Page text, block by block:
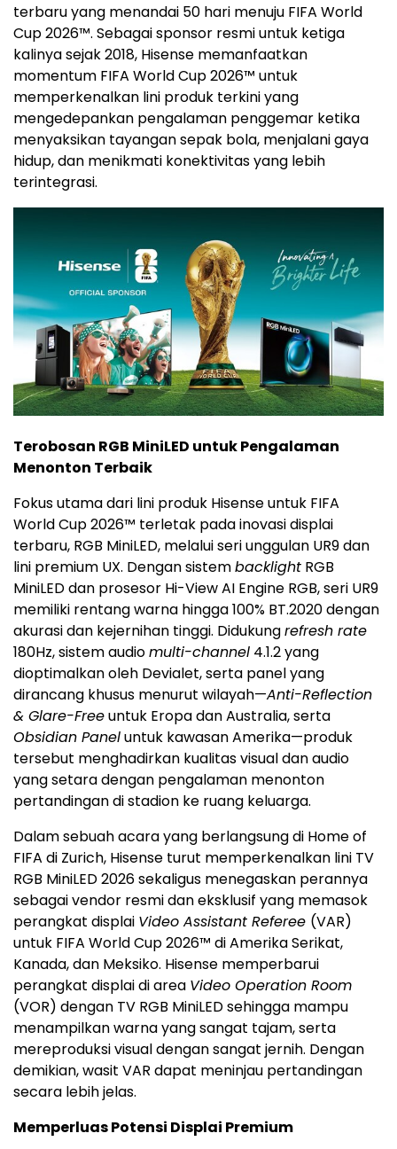
terbaru yang menandai 50 hari menuju FIFA World
Cup 2026™. Sebagai sponsor resmi untuk ketiga
kalinya sejak 2018, Hisense memanfaatkan
momentum FIFA World Cup 2026™ untuk
memperkenalkan lini produk terkini yang
mengedepankan pengalaman penggemar ketika
menyaksikan tayangan sepak bola, menjalani gaya
hidup, dan menikmati konektivitas yang lebih
terintegrasi.
Terobosan RGB MiniLED untuk Pengalaman
Menonton Terbaik
Fokus utama dari lini produk Hisense untuk FIFA
World Cup 2026™ terletak pada inovasi displai
terbaru, RGB MiniLED, melalui seri unggulan UR9 dan
lini premium UX. Dengan sistembacklight RGB
MiniLED dan prosesor Hi-View AI Engine RGB, seri UR9
memiliki rentang warna hingga 100% BT.2020 dengan
akurasi dan kejernihan tinggi. Didukungrefresh rate
180Hz, sistem audiomulti-channel 4.1.2 yang
dioptimalkan oleh Devialet, serta panel yang
dirancang khusus menurut wilayah—Anti-Reflection
& Glare-Freeuntuk Eropa dan Australia, serta
Obsidian Paneluntuk kawasan Amerika—produk
tersebut menghadirkan kualitas visual dan audio
yang setara dengan pengalaman menonton
pertandingan di stadion ke ruang keluarga.
Dalam sebuah acara yang berlangsung di Home of
FIFA di Zurich, Hisense turut memperkenalkan lini TV
RGB MiniLED 2026 sekaligus menegaskan perannya
sebagai vendor resmi dan eksklusif yang memasok
perangkat displai Video Assistant Referee (VAR)
untuk FIFA World Cup 2026™ di Amerika Serikat,
Kanada, dan Meksiko. Hisense memperbarui
perangkat displai di area Video Operation Room
(VOR) dengan TV RGB MiniLED sehingga mampu
menampilkan warna yang sangat tajam, serta
mereproduksi visual dengan sangat jernih. Dengan
demikian, wasit VAR dapat meninjau pertandingan
secara lebih jelas.
Memperluas Potensi Displai Premium